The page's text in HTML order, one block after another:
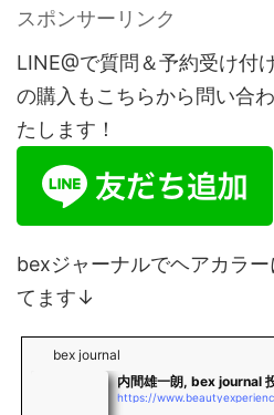
スポンサーリンク
LINE@で質問＆予約受け付
の購入もこちらから問い合
たします！
bexジャーナルでヘアカラ
てます↓
bex journal
内間雄一朗, bex journal